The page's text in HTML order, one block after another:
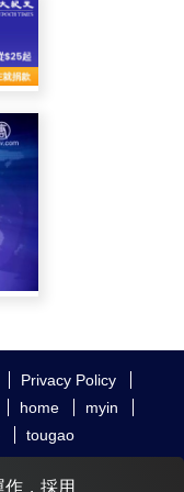
Privacy Policy
home
myin
tougao
韻藝術團
作，採用